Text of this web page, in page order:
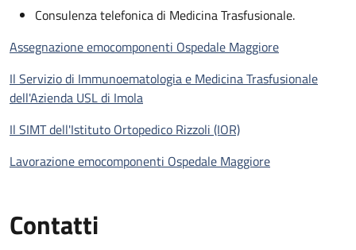
Consulenza telefonica di Medicina Trasfusionale.
Assegnazione emocomponenti Ospedale Maggiore
Il Servizio di Immunoematologia e Medicina Trasfusionale
dell'Azienda USL di Imola
Il SIMT dell'Istituto Ortopedico Rizzoli (IOR)
Lavorazione emocomponenti Ospedale Maggiore
Contatti